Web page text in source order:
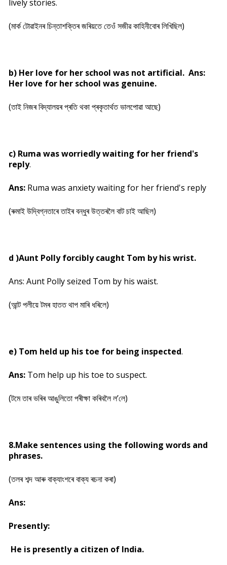
lively stories.
(মাৰ্ক টোৱাইনৰ চিন্তাশক্তিৰ জৰিয়তে তেওঁ সজীৱ কাহিনীবোৰ লিখিছিল)
b) Her love for her school was not artificial. Ans:
Her love for her school was genuine.
(তাই নিজৰ বিদ্যালয়ৰ প্ৰতি থকা প্ৰকৃতাৰ্থত ভালপোৱা আছে)
c) Ruma was worriedly waiting for her friend's
reply.
Ans: Ruma was anxiety waiting for her friend's reply
(ৰুমাই উদ্বিগ্নতাৰে তাইৰ বন্ধুৰ উত্তৰলৈ বাট চাই আছিল)
d )Aunt Polly forcibly caught Tom by his wrist.
Ans: Aunt Polly seized Tom by his waist.
(আন্ট পলীয়ে টমৰ হাতত থাপ মাৰি ধৰিলে)
e) Tom held up his toe for being inspected.
Ans: Tom help up his toe to suspect.
(টমে তাৰ ভৰিৰ আঙুলিতো পৰীক্ষা কৰিবলৈ ল’লে)
8.Make sentences using the following words and
phrases.
(তলৰ শব্দ আৰু বাক্যাংশৰে বাক্য ৰচনা কৰা)
Ans:
Presently:
He is presently a citizen of India.